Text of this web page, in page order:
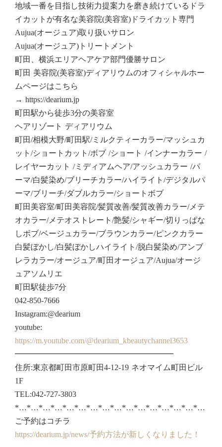
地域一番を目指し技術力提案力を磨き続けているドラ
イカットが有名な美容院(美容室)ドライカット専門
Aujua(オージュア)取り扱いサロン
Aujua(オージュア)トリートメント
町田、横浜エリアヘアケア部門優勝サロン
町田 美容院(美容室)ディアリウムのオフィシャルホー
ムページはこちら
→ https://dearium.jp
町田駅から徒歩3分の美容室
ヘアリゾート ディアリウム
町田/相模大野/町田駅/ミルクティーカラー/マッシュカ
ット/ショートカット/ボブ /ショート /インナーカラー /
レイヤーカット /ミディアムヘア/アッシュカラー /パ
ーマ/白髪染め/ブリーチカラー/ハイライト/デジタルパ
ーマ/ブリーチ/ダブルカラー/ショートボブ
町田美容室/町田美容院/髪質改善/髪質改善カラー/メテ
オカラー/メテオストレート/艶髪/シャギー/切りっぱな
しボブ/ベージュカラー/ブラウンカラー/ピンクカラー
白髪ぼかし/白髪ぼかしハイライト/脱白髪染め/アンブ
レラカラー/オージュア/町田オージュア/Aujua/オージ
ュアソムリエ
町田駅徒歩7分
042-850-7666
Instagram:@dearium
youtube:
https://m.youtube.com/@dearium_kbeautychannel3653
━━━━━━━━━━━━━━━━━━━━
住所:東京都町田市原町田4-12-19 ネオマイム町田ビル
1F
TEL:042-727-3803
*…*…*…*…*…*…*…*…*…*…*…*…*…*…*…*…
ご予約はコチラ
https://dearium.jp/news/予約方法が新しくなりました！